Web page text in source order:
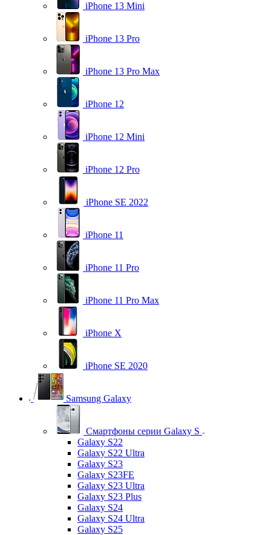
iPhone 13 Mini
iPhone 13 Pro
iPhone 13 Pro Max
iPhone 12
iPhone 12 Mini
iPhone 12 Pro
iPhone SE 2022
iPhone 11
iPhone 11 Pro
iPhone 11 Pro Max
iPhone X
iPhone SE 2020
Samsung Galaxy
Смартфоны серии Galaxy S
Galaxy S22
Galaxy S22 Ultra
Galaxy S23
Galaxy S23FE
Galaxy S23 Ultra
Galaxy S23 Plus
Galaxy S24
Galaxy S24 Ultra
Galaxy S25